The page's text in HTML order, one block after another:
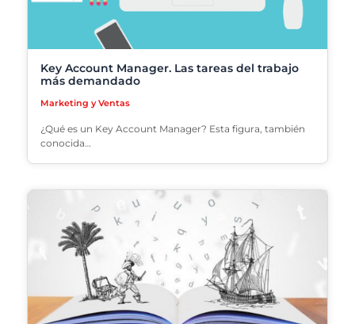
Key Account Manager. Las tareas del trabajo
más demandado
Marketing y Ventas
¿Qué es un Key Account Manager? Esta figura, también
conocida…